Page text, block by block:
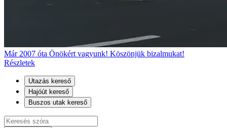
Már 2007 óta Önökért vagyunk! Köszönjük bizalmukat!
Részletek
Utazás kereső
Hajóút kereső
Buszos utak kereső